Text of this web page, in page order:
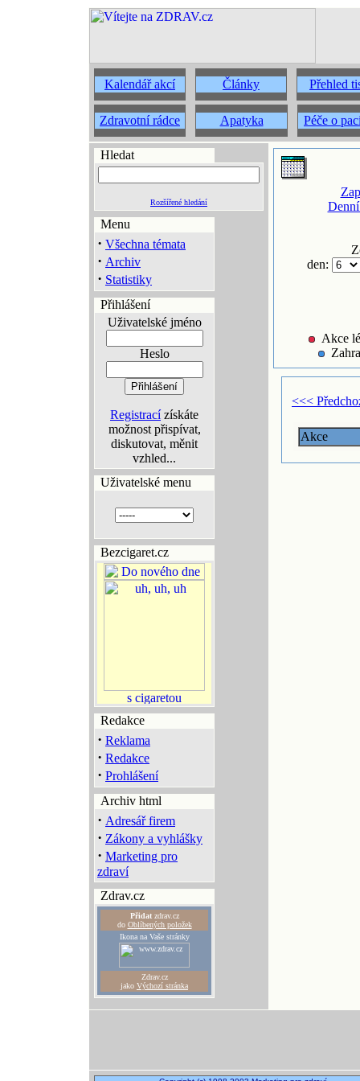
Kalendář akcí Články Přehled
Zdravotní rádce Apatyka Péče o
Hledat
Rozšířené hledání
Menu
· Všechna témata
· Archiv
· Statistiky
Přihlášení
Uživatelské jméno
Heslo
Registracízískáte
možnost přispívat,
diskutovat, měnit
vzhled...
Uživatelské menu
Bezcigaret.cz
Redakce
· Reklama
· Redakce
· Prohlášení
Archiv html
· Adresář firem
· Zákony a vyhlášky
· Marketing pro
zdraví
Zdrav.cz
Přidatzdrav.cz
do Oblíbených položek
Ikona na Vaše stránky
Zdrav.cz
jako Výchozí stránka
den:
Akce
<<<
Akce